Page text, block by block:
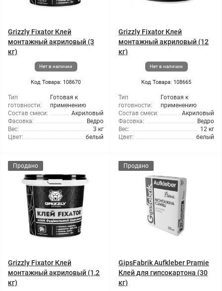
Grizzly Fixator Клей
монтажный акриловый (3
кг)
Нет в наличии
Код Товара: 108670
Тип
готовности:
Готовая к
применению
Состав смеси:
Акриловый
Фасовка:
Ведро
Вес:
3 кг
Цвет:
белый
Grizzly Fixator Клей
монтажный акриловый (12
кг)
Нет в наличии
Код Товара: 108665
Тип
готовности:
Готовая к
применению
Состав смеси:
Акриловый
Фасовка:
Ведро
Вес:
12 кг
Цвет:
белый
Продано
Grizzly Fixator Клей
монтажный акриловый (1,2
кг)
Продано
GipsFabrik Aufkleber Pramie
Клей для гипсокартона (30
кг)